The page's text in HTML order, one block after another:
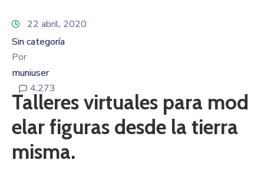
22 abril, 2020
Sin categoría
Por
muniuser
4.273
Talleres virtuales para mod
elar figuras desde la tierra
misma.